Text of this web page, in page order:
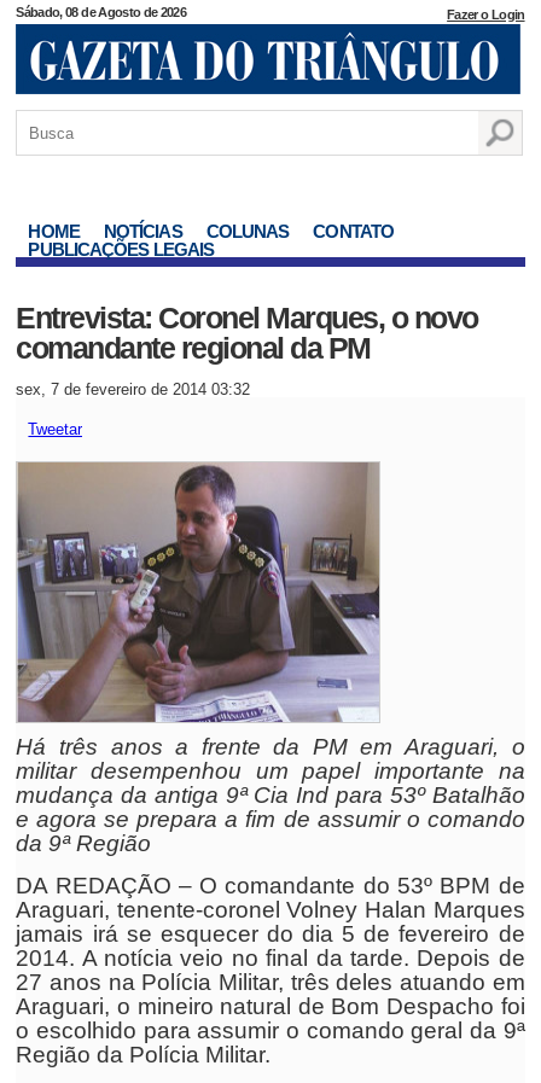
Sábado, 08 de Agosto de 2026 Fazer o Login
HOME NOTÍCIAS COLUNAS
CONTATO
PUBLICAÇÕES LEGAIS
Entrevista: Coronel Marques, o novo
comandante regional da PM
sex, 7 de fevereiro de 2014 03:32
Tweetar
Há três anos a frente da PM em Araguari, o
militar desempenhou um papel importante na
mudança da antiga 9ª Cia Ind para 53º Batalhão
e agora se prepara a fim de assumir o comando
da 9ª Região
DA REDAÇÃO – O comandante do 53º BPM de
Araguari, tenente-coronel Volney Halan Marques
jamais irá se esquecer do dia 5 de fevereiro de
2014. A notícia veio no final da tarde. Depois de
27 anos na Polícia Militar, três deles atuando em
Araguari, o mineiro natural de Bom Despacho foi
o escolhido para assumir o comando geral da 9ª
Região da Polícia Militar.